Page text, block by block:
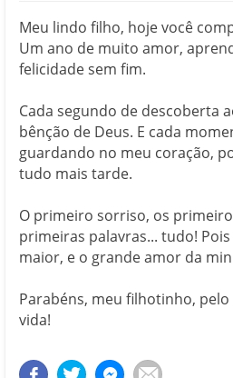
Meu lindo filho, hoje você
Um ano de muito amor,
felicidade sem fim.
Cada segundo de descoberta
bênção de Deus. E cada
guardando no meu coração,
tudo mais tarde.
O primeiro sorriso, os
primeiras palavras... tudo!
maior, e o grande amor da
Parabéns, meu filhotinho,
vida!